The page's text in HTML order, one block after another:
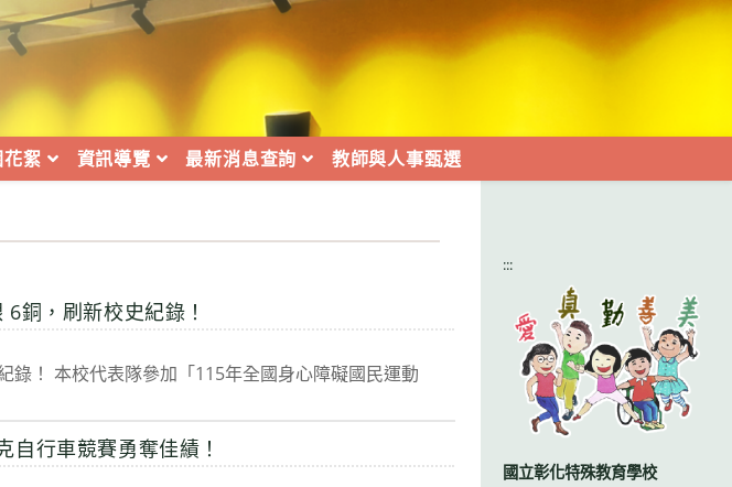
絮 資訊導覽 最新消息查詢 教師與人事甄選
銅，刷新校史紀錄！
！ 本校代表隊參加「115年全國身心障礙國民運動
自行車競賽勇奪佳績！
:::
國立彰化特殊教育學校